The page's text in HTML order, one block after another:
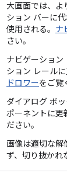
大画面では、よ
ション バーに
使用される。 ナ
さい。
ナビゲーション
ション レールに
ドロワーをご覧
ダイアログ ボ
ポーネントに更
ださい。
画像は適切な解
ず、切り抜かれ